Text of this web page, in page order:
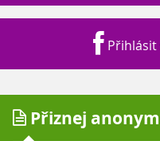
Přihlásit
Přiznej